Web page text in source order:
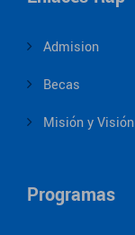
Admision
Becas
Misión y Visión
Programas